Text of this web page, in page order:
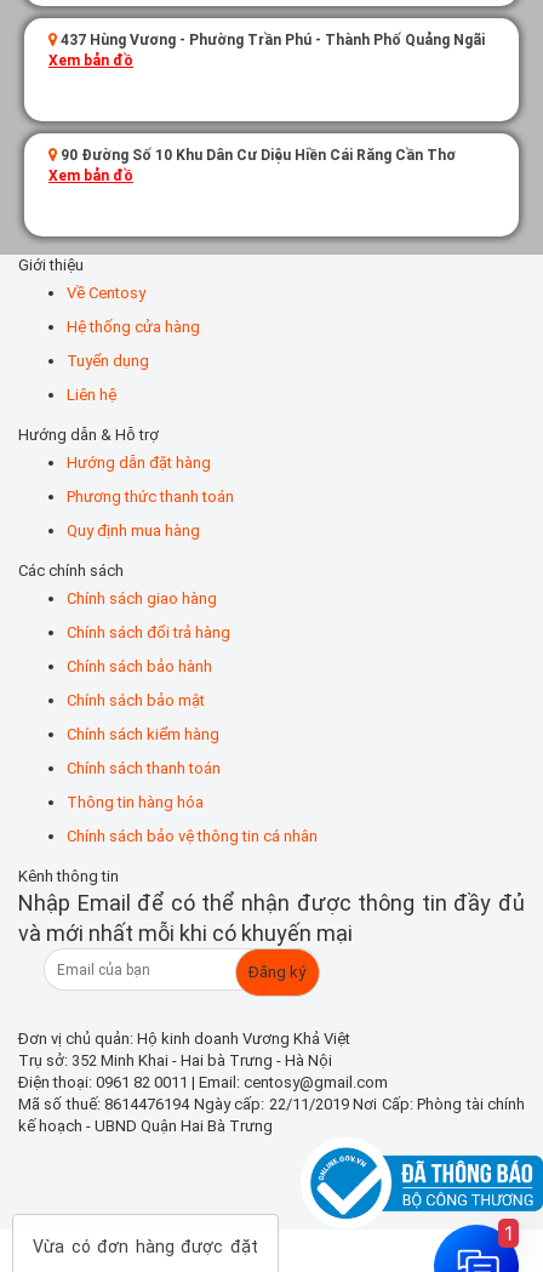
Vừa có đơn hàng được đặt
437 Hùng Vương - Phường Trần Phú - Thành Phố Quảng Ngãi
Xem bản đồ
90 Đường Số 10 Khu Dân Cư Diệu Hiền Cái Răng Cần Thơ
Xem bản đồ
Giới thiệu
Về Centosy
Hệ thống cửa hàng
Tuyển dụng
Liên hệ
Hướng dẫn & Hỗ trợ
Hướng dẫn đặt hàng
Phương thức thanh toán
Quy định mua hàng
Các chính sách
Chính sách giao hàng
Chính sách đổi trả hàng
Chính sách bảo hành
Chính sách bảo mật
Chính sách kiểm hàng
Chính sách thanh toán
Thông tin hàng hóa
Chính sách bảo vệ thông tin cá nhân
Kênh thông tin
Nhập Email để có thể nhận được thông tin đầy đủ
và mới nhất mỗi khi có khuyến mại
Đơn vị chủ quản: Hộ kinh doanh Vương Khả Việt
Trụ sở: 352 Minh Khai - Hai bà Trưng - Hà Nội
Điện thoại: 0961 82 0011 | Email: centosy@gmail.com
Mã số thuế: 8614476194 Ngày cấp: 22/11/2019 Nơi Cấp: Phòng tài chính
kế hoạch - UBND Quận Hai Bà Trưng
1